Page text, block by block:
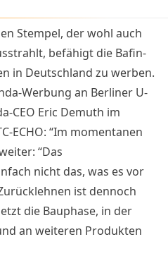
Stempel, der wohl auch
befähigt die Bafin-
in Deutschland zu werben.
Werbung an Berliner U-
CEO Eric Demuth im
ECHO: “Im momentanen
“Das
nicht das, was es vor
ist dennoch
die Bauphase, in der
an weiteren Produkten